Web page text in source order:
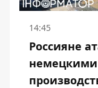
14:45
Россияне